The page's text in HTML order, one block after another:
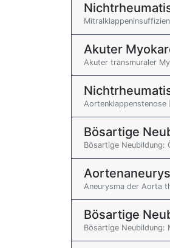
Akuter
Akuter transmuraler
Aortenklappenstenose
Bösartige
Bösartige Neubildung:
Aneurysma der Aorta
Bösartige
Bösartige Neubildung: